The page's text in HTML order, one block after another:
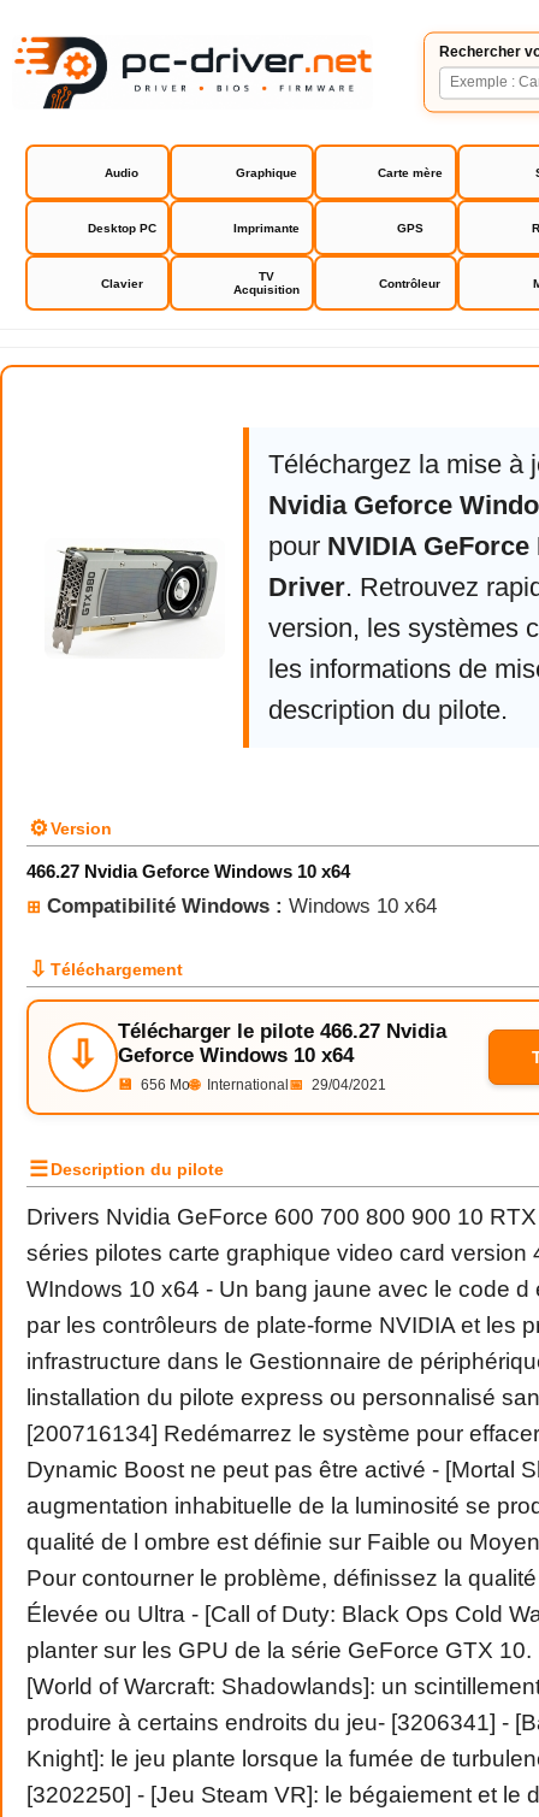
Rechercher
Audio Graphique Carte mère
Desktop PC Imprimante GPS
Clavier
TV
Acquisition
Contrôleur
NVIDIA GeForce RTX / GTX
Téléchargez la mise à
Nvidia Geforce
pour NVIDIA GeForce
Driver. Retrouvez
version, les systèmes
les informations de
description du pilote.
⚙Version
466.27 Nvidia Geforce Windows 10 x64
⊞ Compatibilité Windows : Windows 10 x64
⇩ Téléchargement
⇩
Télécharger le pilote 466.27 Nvidia
Geforce Windows 10 x64
💾 656 Mo🌐 International 📅 29/04/2021
☰Description du pilote
Drivers Nvidia GeForce 600 700 800 900 10
séries pilotes carte graphique video card version
WIndows 10 x64 - Un bang jaune avec le code d
par les contrôleurs de plate-forme NVIDIA et les
infrastructure dans le Gestionnaire de
linstallation du pilote express ou personnalisé
[200716134] Redémarrez le système pour
Dynamic Boost ne peut pas être activé - [Mortal
augmentation inhabituelle de la luminosité se
qualité de l ombre est définie sur Faible ou
Pour contourner le problème, définissez la
Élevée ou Ultra - [Call of Duty: Black Ops Cold
planter sur les GPU de la série GeForce GTX
[World of Warcraft: Shadowlands]: un
produire à certains endroits du jeu- [3206341] -
Knight]: le jeu plante lorsque la fumée de
[3202250] - [Jeu Steam VR]: le bégaiement et le